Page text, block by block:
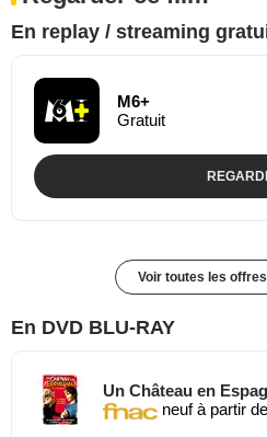
En replay / streaming
M6+
Gratuit
Voir toutes les
En DVD BLU-RAY
Un Château en
neuf à partir